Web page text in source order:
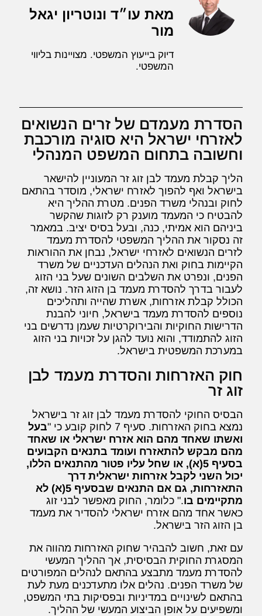
מאת עו״ד ונוטריון יגאל
מור
דיוק בייעוץ המשפטי. מצויינות בליווי
המשפטי.
הסדרת מעמדם של זרים הנשואים
לאזרחי ישראל היא סוגיה מורכבת
וחשובה בתחום המשפט המנהלי
הליך קבלת מעמד לבן זוג זר המעוניין להישאר
בישראל ואף להפוך לאזרח ישראלי, מוסדר בהתאם
לחוק ובנהלי משרד הפנים. מטרת ההליך היא
להבטיח כי המעמד מוענק רק לזוגות שהקשר
ביניהם הוא אמיתי, כנה, ובעל בסיס יציב. במאמר
זה נסקור את ההליך המשפטי להסדרת מעמד
לזרים הנשואים לאזרחי ישראל, נבחן את ההוראות
הקיימות בחוק ואת הנהלים העדכניים של משרד
הפנים, ונפרט את השלבים השונים שעל בני הזוג
לעבור בדרך להסדרת מעמד בן הזוג הזר. נושא זה,
הכולל קבלת אזרחות, אשרת שהייה ותהליכים
נוספים להסדרת מעמד בישראל, חיוני להבנת
הדרישות החוקיות והבירוקרטיות שעמן נדרשים בני
הזוג להתמודד, והוא נועד להגן על זכויות בני הזוג
במערכת המשפטית בישראל.
חוק האזרחות והסדרת מעמד לבן
זוג זר
הבסיס החוקי להסדרת מעמד לבן זוג זר בישראל
נמצא בחוק האזרחות. סעיף 7 לחוק קובע כי "
בעל
ואשתו שאחד מהם הוא אזרח ישראלי או שאחד
מהם מבקש להתאזרח ועומד בתנאים הקבועים
בסעיף 5(א), או שחל עליו פטור מהתנאים הללו,
יכול השני לקבל אזרחות ישראלית דרך
התאזרחות, גם אם התנאים שבסעיף 5(א) לא
מתקיימים בו." כלומר, החוק מאפשר לבני זוג
כאשר אחד מהם אזרח ישראלי להסדיר את מעמד
בן הזוג הזר בישראל.
עם זאת, חשוב להבהיר שחוק האזרחות מהווה את
המסגרת החוקית הבסיסית, אך ההליך המעשי
להסדרת מעמד מתבצע בהתאם לנהלים המפורטים
של משרד הפנים. נהלים אלו מתעדכנים מעת לעת
בהתאם לשינויים במדיניות ובפסיקות בתי המשפט,
ומשפיעים על אופן הביצוע המעשי של ההליך.